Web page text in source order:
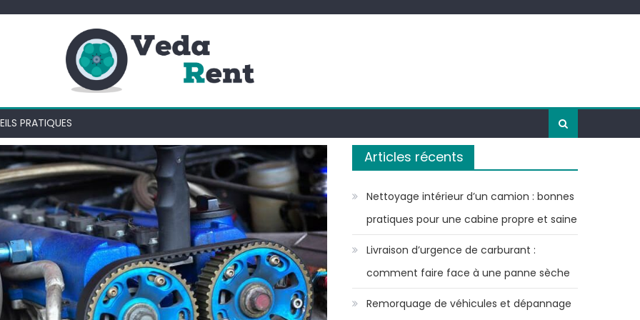
PRATIQUES
Articles récents
Nettoyage intérieur d’un camion : bonnes
pratiques pour une cabine propre et saine
Livraison d’urgence de carburant :
comment faire face à une panne sèche
Remorquage de véhicules et dépannage